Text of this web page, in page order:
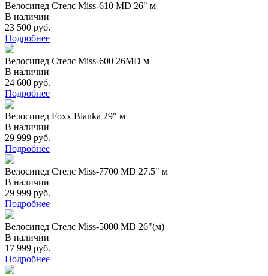
Велосипед Стелс Miss-610 MD 26" м
В наличии
23 500 руб.
Подробнее
Велосипед Стелс Miss-600 26MD м
В наличии
24 600 руб.
Подробнее
Велосипед Foxx Bianka 29" м
В наличии
29 999 руб.
Подробнее
Велосипед Стелс Miss-7700 MD 27.5" м
В наличии
29 999 руб.
Подробнее
Велосипед Стелс Miss-5000 MD 26"(м)
В наличии
17 999 руб.
Подробнее